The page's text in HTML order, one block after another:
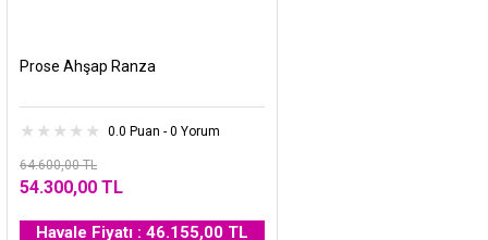
Prose Ahşap Ranza
0.0 Puan - 0 Yorum
64.600,00 TL
54.300,00 TL
Havale Fiyatı : 46.155,00 TL